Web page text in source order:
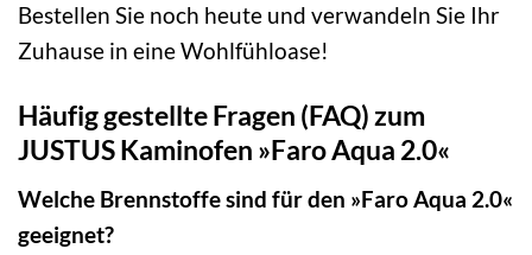
Bestellen Sie noch heute und verwandeln Sie Ihr
Zuhause in eine Wohlfühloase!
Häufig gestellte Fragen (FAQ) zum
JUSTUS Kaminofen »Faro Aqua 2.0«
Welche Brennstoffe sind für den »Faro Aqua 2.0«
geeignet?